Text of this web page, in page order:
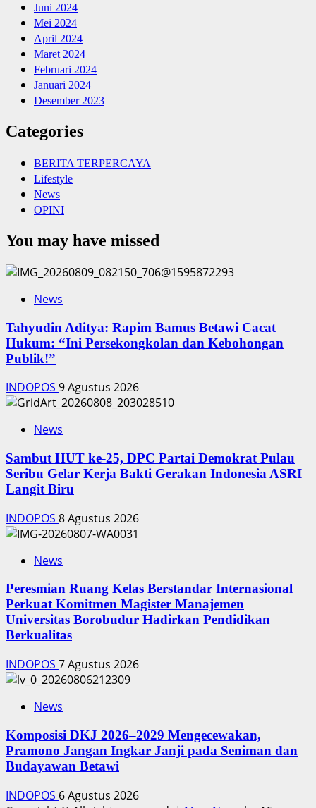
Juni 2024
Mei 2024
April 2024
Maret 2024
Februari 2024
Januari 2024
Desember 2023
Categories
BERITA TERPERCAYA
Lifestyle
News
OPINI
You may have missed
News
‎Tahyudin Aditya: Rapim Bamus Betawi Cacat
Hukum: “Ini Persekongkolan dan Kebohongan
Publik!”
INDOPOS 9 Agustus 2026
News
‎Sambut HUT ke-25, DPC Partai Demokrat Pulau
Seribu Gelar Kerja Bakti Gerakan Indonesia ASRI
Langit Biru
INDOPOS 8 Agustus 2026
News
Peresmian Ruang Kelas Berstandar Internasional
Perkuat Komitmen Magister Manajemen
Universitas Borobudur Hadirkan Pendidikan
Berkualitas
INDOPOS 7 Agustus 2026
News
Komposisi DKJ 2026–2029 Mengecewakan,
Pramono Jangan Ingkar Janji pada Seniman dan
Budayawan Betawi
INDOPOS 6 Agustus 2026